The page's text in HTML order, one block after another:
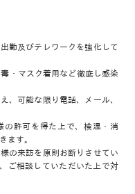
勤及びテレワークを強化して
・マスク着用など徹底し感染
、可能な限り電話、メール、
許可を得た上で、検温・消
ます。
の来訪を原則お断りさせてい
ご相談していただいた上で対